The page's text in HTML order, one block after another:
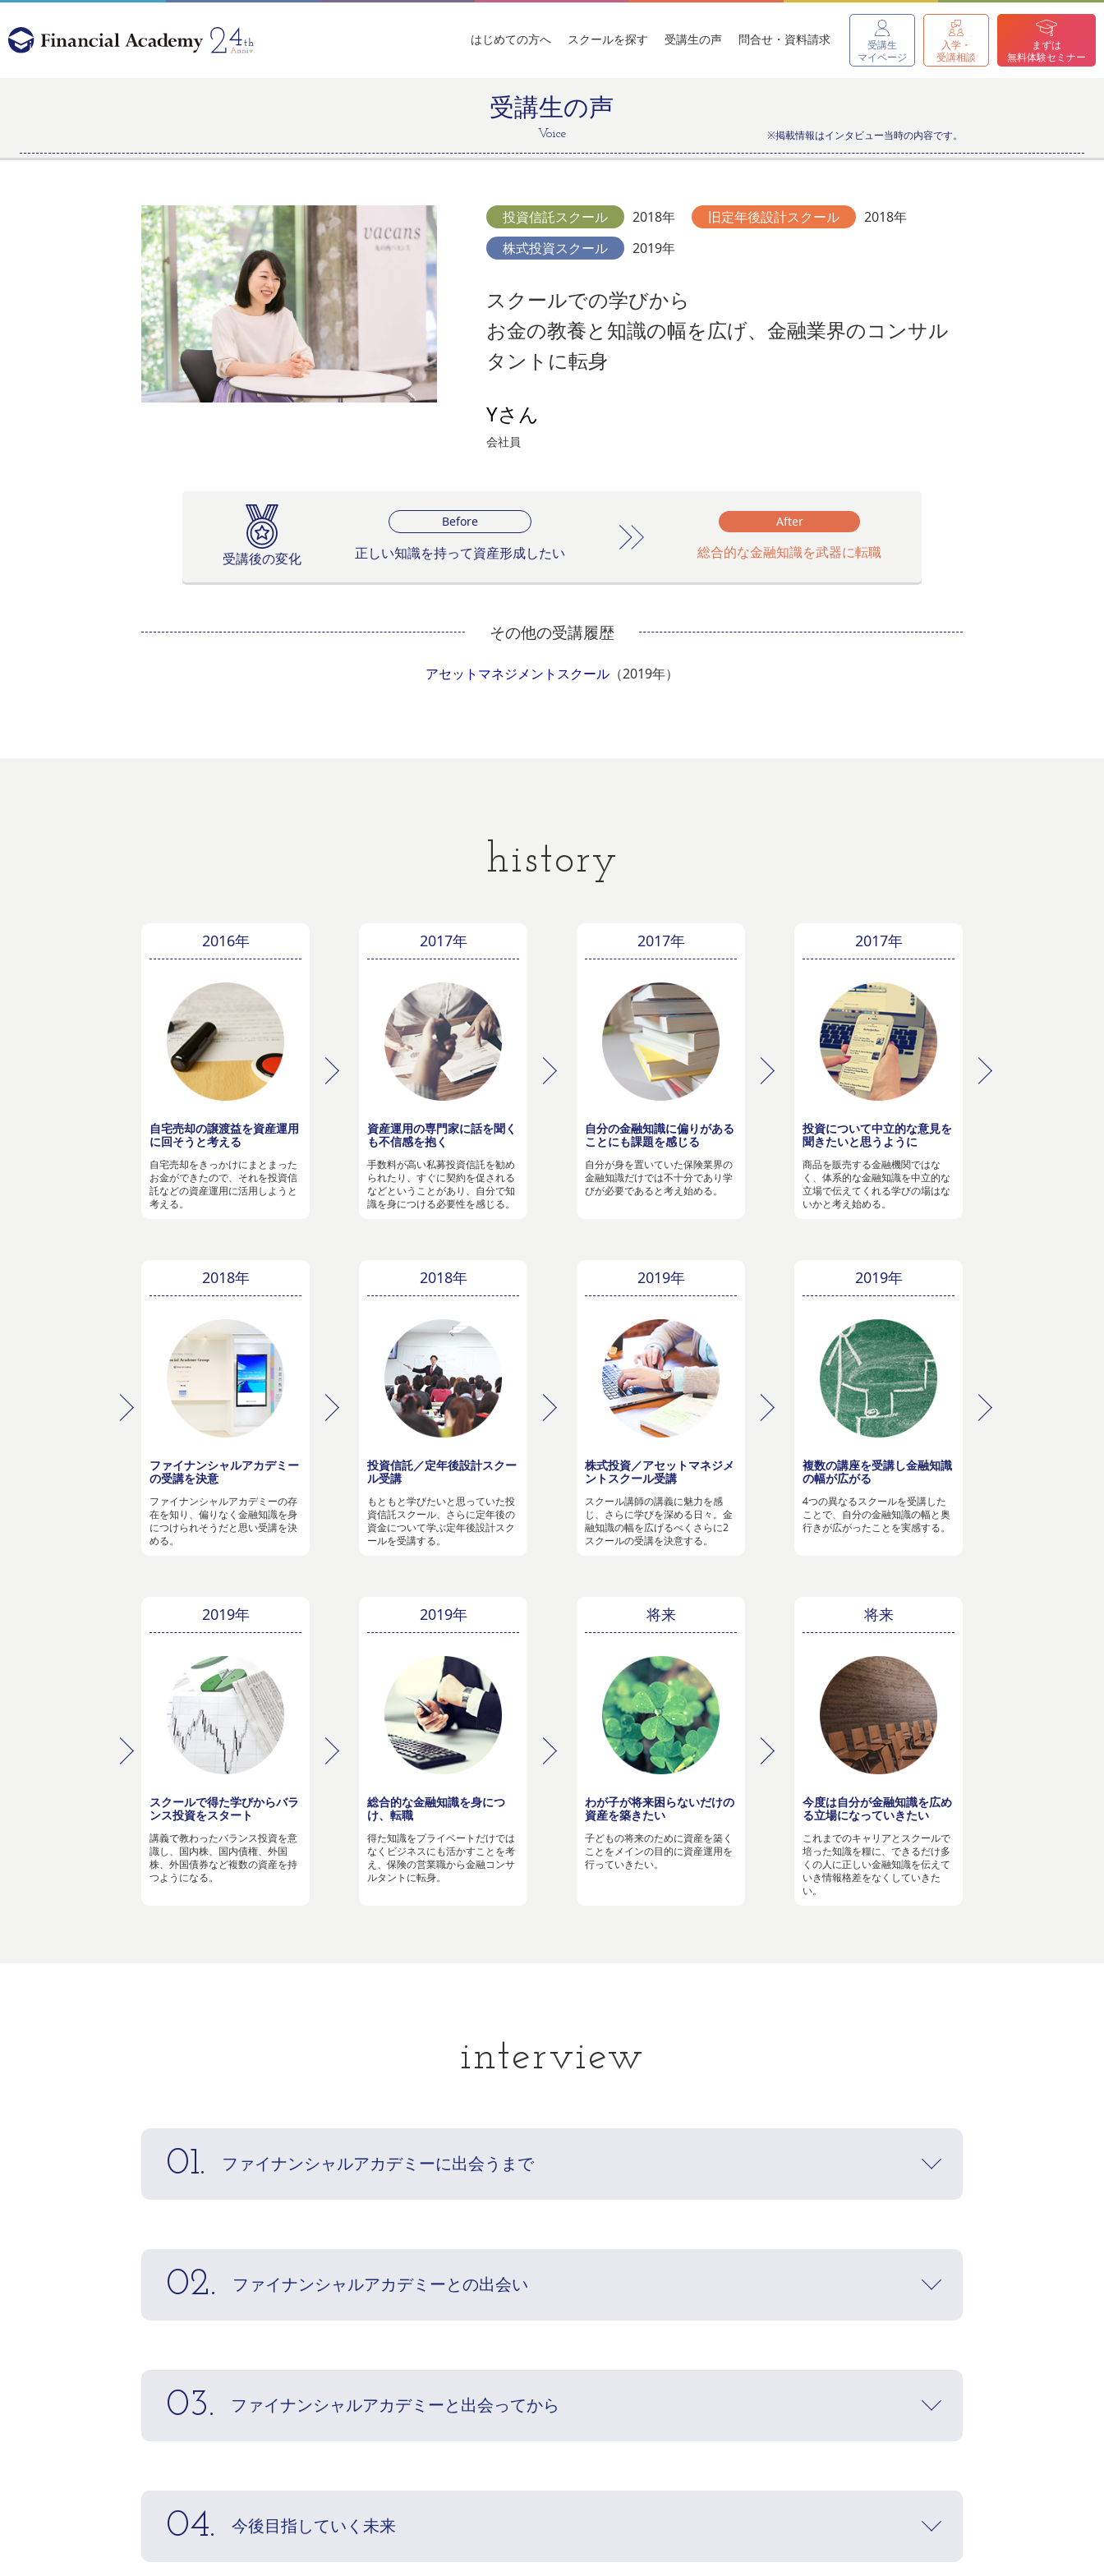
受講生
マイページ
入学・
受講相談
まずは
無料体験セミナー
はじめての方へ スクールを探す 受講生の声 問合せ・資料請求
受講生の声
Voice ※掲載情報はインタビュー当時の内容です。
投資信託スクール 2018年 旧定年後設計スクール
2018年
株式投資スクール
2019年
スクールでの学びから
お金の教養と知識の幅を広げ、金融業界のコンサル
タントに転身
Yさん
会社員
受講後の変化
Before
正しい知識を持って資産形成したい
After
総合的な金融知識を武器に転職
その他の受講履歴
アセットマネジメントスクール （2019年）
history
2016年
自宅売却の譲渡益を資産運用
に回そうと考える
自宅売却をきっかけにまとまった
お金ができたので、それを投資信
託などの資産運用に活用しようと
考える。
2017年
資産運用の専門家に話を聞く
も不信感を抱く
手数料が高い私募投資信託を勧め
られたり、すぐに契約を促される
などということがあり、自分で知
識を身につける必要性を感じる。
2017年
自分の金融知識に偏りがある
ことにも課題を感じる
自分が身を置いていた保険業界の
金融知識だけでは不十分であり学
びが必要であると考え始める。
2017年
投資について中立的な意見を
聞きたいと思うように
商品を販売する金融機関ではな
く、体系的な金融知識を中立的な
立場で伝えてくれる学びの場はな
いかと考え始める。
2018年
ファイナンシャルアカデミー
の受講を決意
ファイナンシャルアカデミーの存
在を知り、偏りなく金融知識を身
につけられそうだと思い受講を決
める。
2018年
投資信託／定年後設計スクー
ル受講
もともと学びたいと思っていた投
資信託スクール、さらに定年後の
資金について学ぶ定年後設計スク
ールを受講する。
2019年
株式投資／アセットマネジメ
ントスクール受講
スクール講師の講義に魅力を感
じ、さらに学びを深める日々。金
融知識の幅を広げるべくさらに2
スクールの受講を決意する。
2019年
複数の講座を受講し金融知識
の幅が広がる
4つの異なるスクールを受講した
ことで、自分の金融知識の幅と奥
行きが広がったことを実感する。
2019年
スクールで得た学びからバラ
ンス投資をスタート
講義で教わったバランス投資を意
識し、国内株、国内債権、外国
株、外国債券など複数の資産を持
つようになる。
2019年
総合的な金融知識を身につ
け、転職
得た知識をプライベートだけでは
なくビジネスにも活かすことを考
え、保険の営業職から金融コンサ
ルタントに転身。
将来
わが子が将来困らないだけの
資産を築きたい
子どもの将来のために資産を築く
ことをメインの目的に資産運用を
行っていきたい。
将来
今度は自分が金融知識を広め
る立場になっていきたい
これまでのキャリアとスクールで
培った知識を糧に、できるだけ多
くの人に正しい金融知識を伝えて
いき情報格差をなくしていきた
い。
interview
01. ファイナンシャルアカデミーに出会うまで
02. ファイナンシャルアカデミーとの出会い
03. ファイナンシャルアカデミーと出会ってから
04. 今後目指していく未来